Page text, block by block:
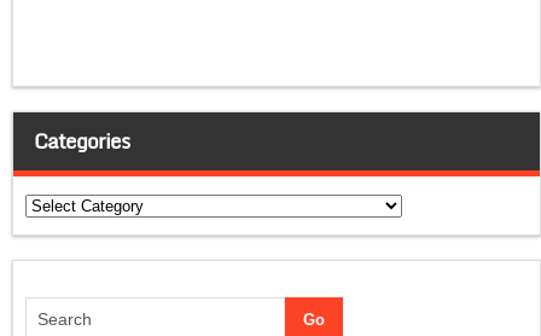
Categories
Categories